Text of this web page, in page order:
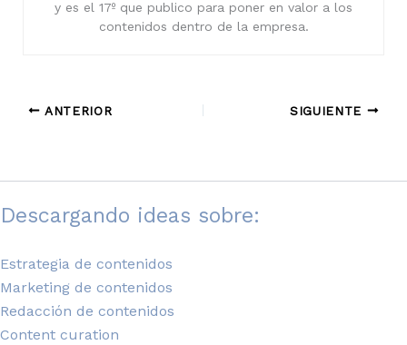
y es el 17º que publico para poner en valor a los
contenidos dentro de la empresa.
ANTERIOR SIGUIENTE
Descargando ideas sobre:
Estrategia de contenidos
Marketing de contenidos
Redacción de contenidos
Content curation